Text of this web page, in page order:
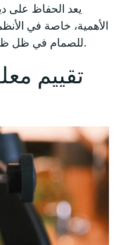
يعد الحفاظ على
الأهمية، خاصة في
للصمام في ظل ظروف مختلفة ويمنع الأعطال الكارثية.
تقييم